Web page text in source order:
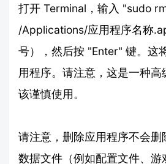
打开 Terminal，输入 "sudo
/Applications/应用程序名称
号），然后按 "Enter" 键。这
用程序。请注意，这是一种高
该谨慎使用。
请注意，删除应用程序不会删
数据文件（例如配置文件、游